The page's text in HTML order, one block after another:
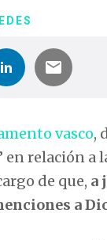
vasco,
relación a
de que, a
a